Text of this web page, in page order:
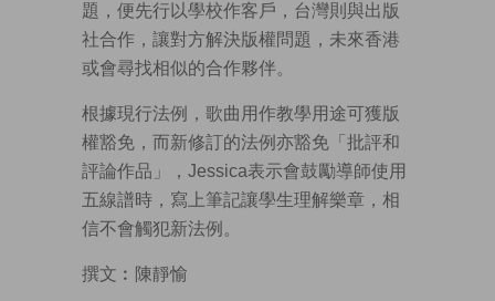
題，便先行以學校作客戶，台灣則與出版
社合作，讓對方解決版權問題，未來香港
或會尋找相似的合作夥伴。
根據現行法例，歌曲用作教學用途可獲版
權豁免，而新修訂的法例亦豁免「批評和
評論作品」，Jessica表示會鼓勵導師使用
五線譜時，寫上筆記讓學生理解樂章，相
信不會觸犯新法例。
撰文︰陳靜愉